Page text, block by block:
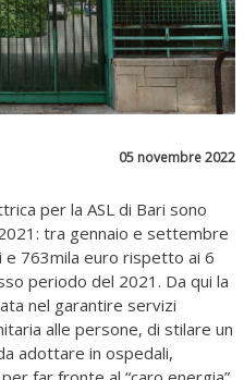
05 novembre 2022
per la ASL di Bari sono
tra gennaio e settembre
763mila euro rispetto ai 6
periodo del 2021. Da qui la
nel garantire servizi
alle persone, di stilare un
adottare in ospedali,